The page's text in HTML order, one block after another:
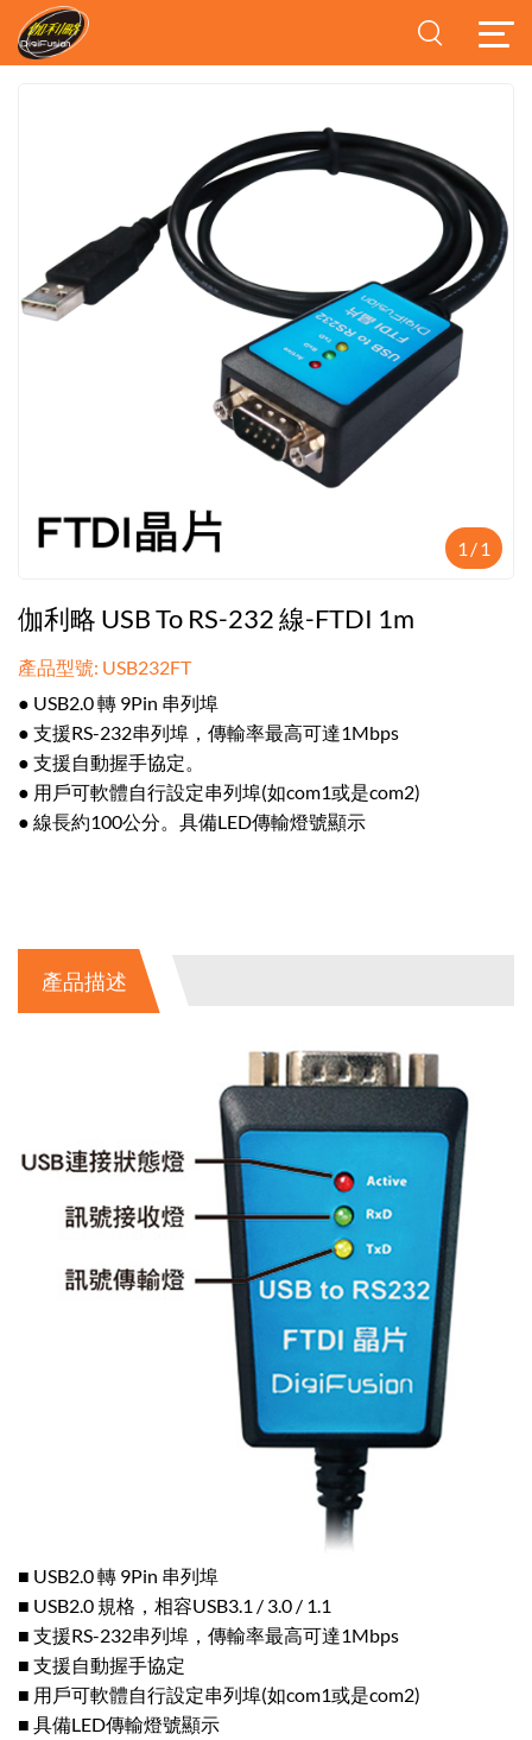
1 /1
伽利略 USB To RS-232 線-FTDI 1m
產品型號: USB232FT
● USB2.0 轉 9Pin 串列埠
● 支援RS-232串列埠，傳輸率最高可達1Mbps
● 支援自動握手協定。
● 用戶可軟體自行設定串列埠(如com1或是com2)
● 線長約100公分。具備LED傳輸燈號顯示
產品描述
■ USB2.0 轉 9Pin 串列埠
■ USB2.0 規格，相容USB3.1 / 3.0 / 1.1
■ 支援RS-232串列埠，傳輸率最高可達1Mbps
■ 支援自動握手協定
■ 用戶可軟體自行設定串列埠(如com1或是com2)
■ 具備LED傳輸燈號顯示